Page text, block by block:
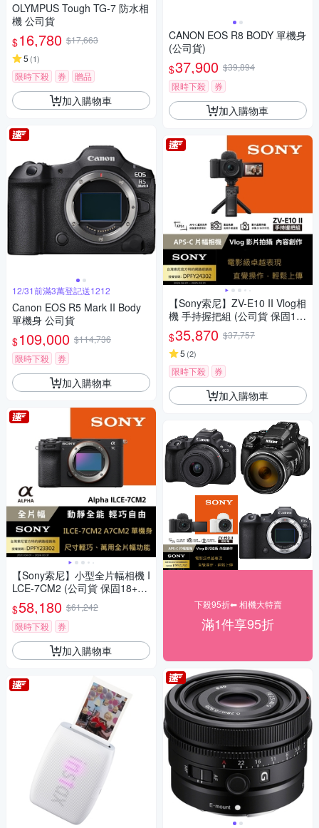
OLYMPUS Tough TG-7 防水相
機 公司貨
$16,780 $17,663
5 (1)
限時下殺 券 贈品
加入購物車
12/31前滿3萬登記送1212
Canon EOS R5 Mark II Body
單機身 公司貨
$109,000 $114,736
限時下殺
券
加入購物車
【Sony索尼】小型全片幅相機 I
LCE-7CM2 (公司貨 保固18+6
個月)
$58,180 $61,242
限時下殺
券
加入購物車
CANON EOS R8 BODY 單機身
(公司貨)
$37,900 $39,894
限時下殺
券
加入購物車
【Sony索尼】ZV-E10 II Vlog相
機 手持握把組 (公司貨 保固18
+6個月)
$35,870 $37,757
5 (2)
限時下殺 券
加入購物車
下殺95折⬅︎ 相機大特賣
滿1件享95折